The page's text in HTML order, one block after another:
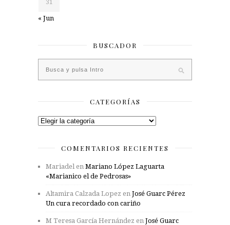
31
« Jun
BUSCADOR
CATEGORÍAS
Categorías
COMENTARIOS RECIENTES
Mariadel en Mariano López Laguarta
«Marianico el de Pedrosas»
Altamira Calzada Lopez en José Guarc Pérez
Un cura recordado con cariño
M Teresa García Hernández en José Guarc